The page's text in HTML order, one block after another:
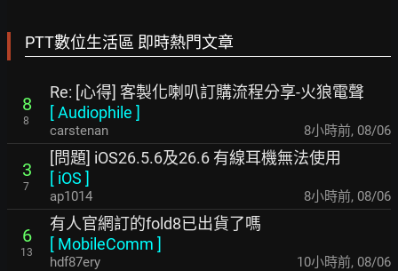
PTT數位生活區 即時熱門文章
8
8
Re: [心得] 客製化喇叭訂購流程分享-火狼電聲
[Audiophile ]
carstenan 8小時前, 08/06
3
7
[問題] iOS26.5.6及26.6 有線耳機無法使用
[ iOS ]
ap1014 8小時前, 08/06
6
13
有人官網訂的fold8已出貨了嗎
[ MobileComm ]
hdf87ery 10小時前, 08/06